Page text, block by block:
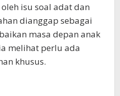
isu soal adat dan
dianggap sebagai
masa depan anak
melihat perlu ada
khusus.